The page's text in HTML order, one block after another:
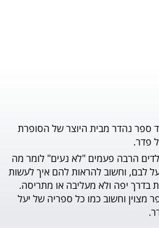
ספר נהדר מבית היוצר של הסופרת
פדר.